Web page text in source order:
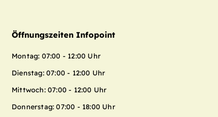
Öffnungszeiten Infopoint
Montag: 07:00 - 12:00 Uhr
Dienstag: 07:00 - 12:00 Uhr
Mittwoch: 07:00 - 12:00 Uhr
Donnerstag: 07:00 - 18:00 Uhr